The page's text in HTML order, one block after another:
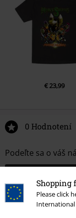
Shopping
Please click
International
€ 23,99
0 Hodnotení
Podeľte sa o váš